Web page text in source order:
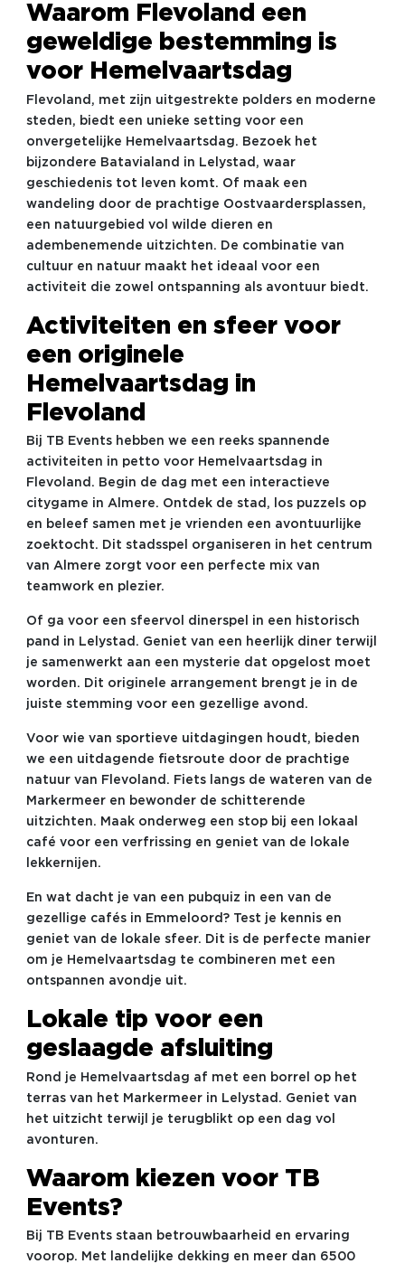
Waarom Flevoland een
geweldige bestemming is
voor Hemelvaartsdag
Flevoland, met zijn uitgestrekte polders en moderne
steden, biedt een unieke setting voor een
onvergetelijke Hemelvaartsdag. Bezoek het
bijzondere Batavialand in Lelystad, waar
geschiedenis tot leven komt. Of maak een
wandeling door de prachtige Oostvaardersplassen,
een natuurgebied vol wilde dieren en
adembenemende uitzichten. De combinatie van
cultuur en natuur maakt het ideaal voor een
activiteit die zowel ontspanning als avontuur biedt.
Activiteiten en sfeer voor
een originele
Hemelvaartsdag in
Flevoland
Bij TB Events hebben we een reeks spannende
activiteiten in petto voor Hemelvaartsdag in
Flevoland. Begin de dag met een interactieve
citygame in Almere. Ontdek de stad, los puzzels op
en beleef samen met je vrienden een avontuurlijke
zoektocht. Dit stadsspel organiseren in het centrum
van Almere zorgt voor een perfecte mix van
teamwork en plezier.
Of ga voor een sfeervol dinerspel in een historisch
pand in Lelystad. Geniet van een heerlijk diner terwijl
je samenwerkt aan een mysterie dat opgelost moet
worden. Dit originele arrangement brengt je in de
juiste stemming voor een gezellige avond.
Voor wie van sportieve uitdagingen houdt, bieden
we een uitdagende fietsroute door de prachtige
natuur van Flevoland. Fiets langs de wateren van de
Markermeer en bewonder de schitterende
uitzichten. Maak onderweg een stop bij een lokaal
café voor een verfrissing en geniet van de lokale
lekkernijen.
En wat dacht je van een pubquiz in een van de
gezellige cafés in Emmeloord? Test je kennis en
geniet van de lokale sfeer. Dit is de perfecte manier
om je Hemelvaartsdag te combineren met een
ontspannen avondje uit.
Lokale tip voor een
geslaagde afsluiting
Rond je Hemelvaartsdag af met een borrel op het
terras van het Markermeer in Lelystad. Geniet van
het uitzicht terwijl je terugblikt op een dag vol
avonturen.
Waarom kiezen voor TB
Events?
Bij TB Events staan betrouwbaarheid en ervaring
voorop. Met landelijke dekking en meer dan 6500